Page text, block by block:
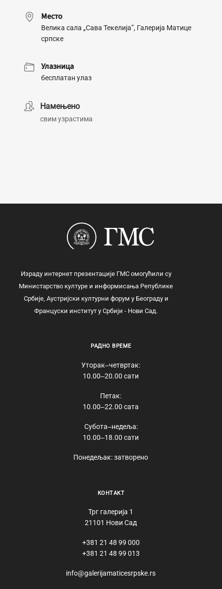
Место
Велика сала „Сава Текелија”, Галерија Матице
српске
Улазница
бесплатан улаз
Намењено
свим узрастима
Израду интернет презентације ГМС омогућили су
Министарство културе и информисања Републике
Србије, Аустријски културни форум у Београду и
Француски институт у Србији - Нови Сад.
РАДНО ВРЕМЕ
Уторак‒четвртак:
10.00‒20.00 сати
Петак:
10.00‒22.00 сата
Субота‒недеља:
10.00‒18.00 сати
Понедељак: затворено
КОНТАКТ
Трг галерија 1
21101 Нови Сад
+381 21 48 99 000
+381 21 48 99 013
info@galerijamaticesrpske.rs